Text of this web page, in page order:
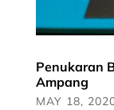
Penukaran
Ampang
MAY 18,